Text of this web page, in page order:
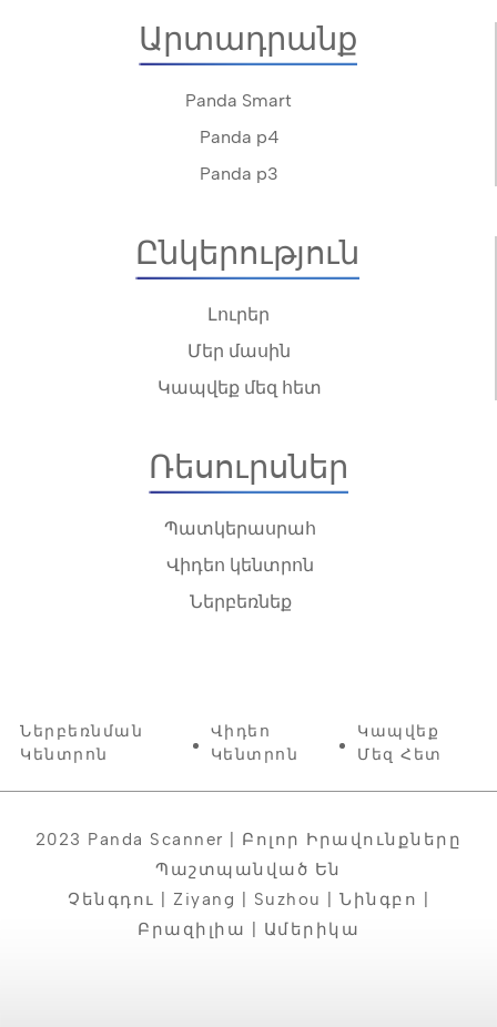
Արտադրանք
Panda Smart
Panda p4
Panda p3
Ընկերություն
Լուրեր
Մեր մասին
Կապվեք մեզ հետ
Ռեսուրսներ
Պատկերասրահ
Վիդեո կենտրոն
Ներբեռնեք
Ներբեռնման
Կենտրոն
Վիդեո
Կենտրոն
Կապվեք
Մեզ Հետ
2023 Panda Scanner | Բոլոր Իրավունքները
Պաշտպանված Են
Չենգդու | Ziyang | Suzhou | Նինգբո |
Բրազիլիա | Ամերիկա